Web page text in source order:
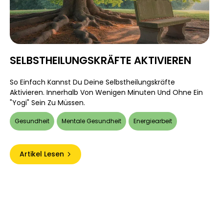
SELBSTHEILUNGSKRÄFTE AKTIVIEREN
So Einfach Kannst Du Deine Selbstheilungskräfte
Aktivieren. Innerhalb Von Wenigen Minuten Und Ohne Ein
"Yogi" Sein Zu Müssen.
Gesundheit Mentale Gesundheit Energiearbeit
Artikel Lesen